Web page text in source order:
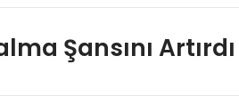
Şansını Artırdı